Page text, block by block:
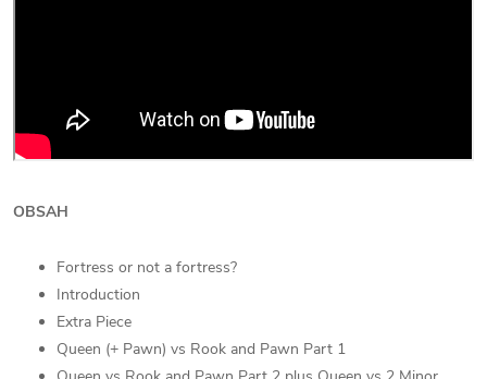
OBSAH
Fortress or not a fortress?
Introduction
Extra Piece
Queen (+ Pawn) vs Rook and Pawn Part 1